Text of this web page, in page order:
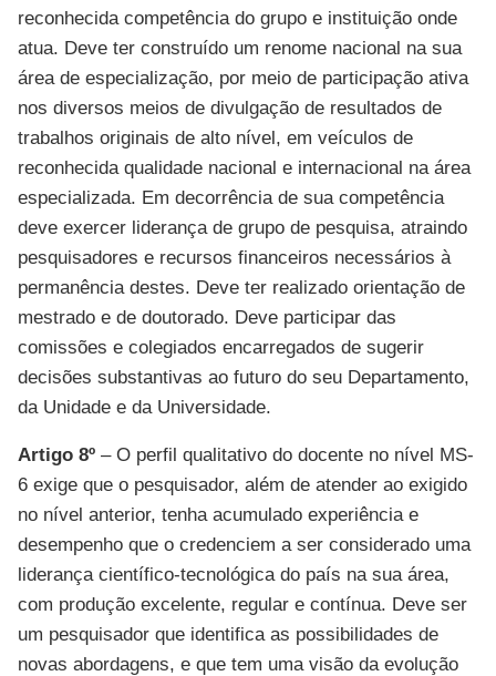
reconhecida competência do grupo e instituição onde
atua. Deve ter construído um renome nacional na sua
área de especialização, por meio de participação ativa
nos diversos meios de divulgação de resultados de
trabalhos originais de alto nível, em veículos de
reconhecida qualidade nacional e internacional na área
especializada. Em decorrência de sua competência
deve exercer liderança de grupo de pesquisa, atraindo
pesquisadores e recursos financeiros necessários à
permanência destes. Deve ter realizado orientação de
mestrado e de doutorado. Deve participar das
comissões e colegiados encarregados de sugerir
decisões substantivas ao futuro do seu Departamento,
da Unidade e da Universidade.
Artigo 8º – O perfil qualitativo do docente no nível MS-
6 exige que o pesquisador, além de atender ao exigido
no nível anterior, tenha acumulado experiência e
desempenho que o credenciem a ser considerado uma
liderança científico-tecnológica do país na sua área,
com produção excelente, regular e contínua. Deve ser
um pesquisador que identifica as possibilidades de
novas abordagens, e que tem uma visão da evolução